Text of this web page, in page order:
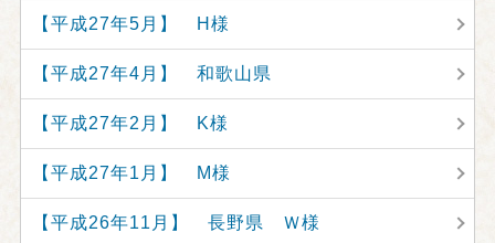
【平成27年5月】 H様
【平成27年4月】 和歌山県
【平成27年2月】 K様
【平成27年1月】 M様
【平成26年11月】 長野県 Ｗ様